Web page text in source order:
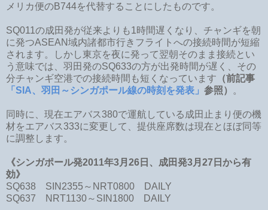
メリカ便のB744を代替することにしたものです。
SQ011の成田発が従来よりも1時間遅くなり、チャンギを朝
に発つASEAN域内諸都市行きフライトへの接続時間が短縮
されます。しかし東京を夜に発って翌朝そのまま接続とい
う意味では、羽田発のSQ633の方が出発時間が遅く、その
分チャンギ空港での接続時間も短くなっています （前記事
「SIA、羽田～シンガポール線の時刻を発表」 参照） 。
同時に、現在エアバス380で運航している成田止まり便の機
材をエアバス333に変更して、提供座席数は現在とほぼ同等
に調整します。
《シンガポール発2011年3月26日、成田発3月27日から有
効》
SQ638 SIN2355～NRT0800 DAILY
SQ637 NRT1130～SIN1800 DAILY